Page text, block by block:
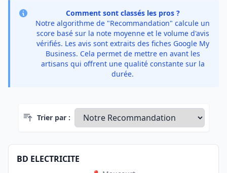
Comment sont classés les pros ?
Notre algorithme de "Recommandation" calcule un
score basé sur la note moyenne et le volume d'avis
vérifiés. Les avis sont extraits des fiches Google My
Business. Cela permet de mettre en avant les
artisans qui offrent une qualité constante sur la
durée.
Trier par :
BD ELECTRICITE